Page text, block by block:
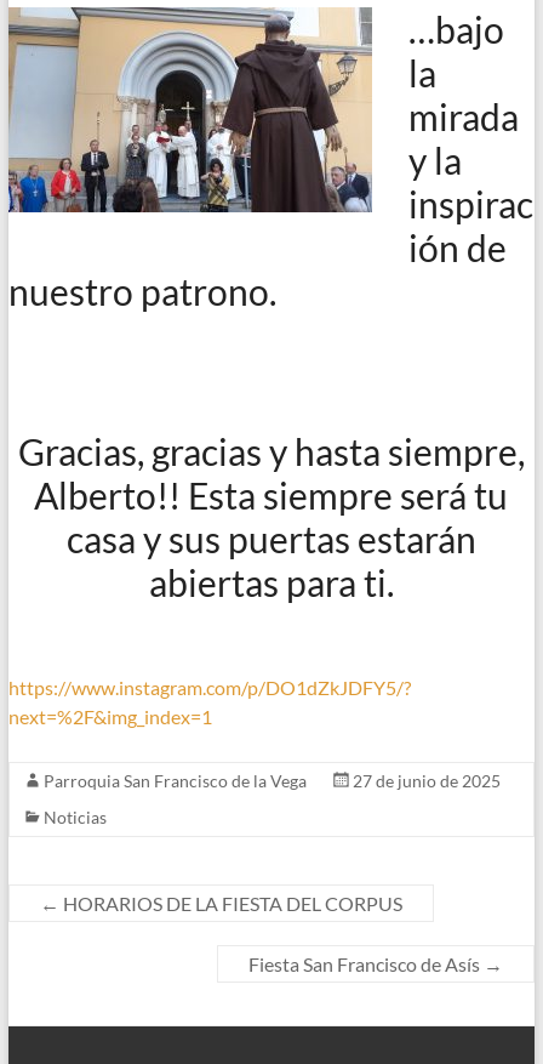
…bajo
la
mirada
y la
inspirac
ión de
nuestro patrono.
Gracias, gracias y hasta siempre,
Alberto!! Esta siempre será tu
casa y sus puertas estarán
abiertas para ti.
https://www.instagram.com/p/DO1dZkJDFY5/?
next=%2F&img_index=1
Parroquia San Francisco de la Vega
27 de junio de 2025
Noticias
← HORARIOS DE LA FIESTA DEL CORPUS
Fiesta San Francisco de Asís →